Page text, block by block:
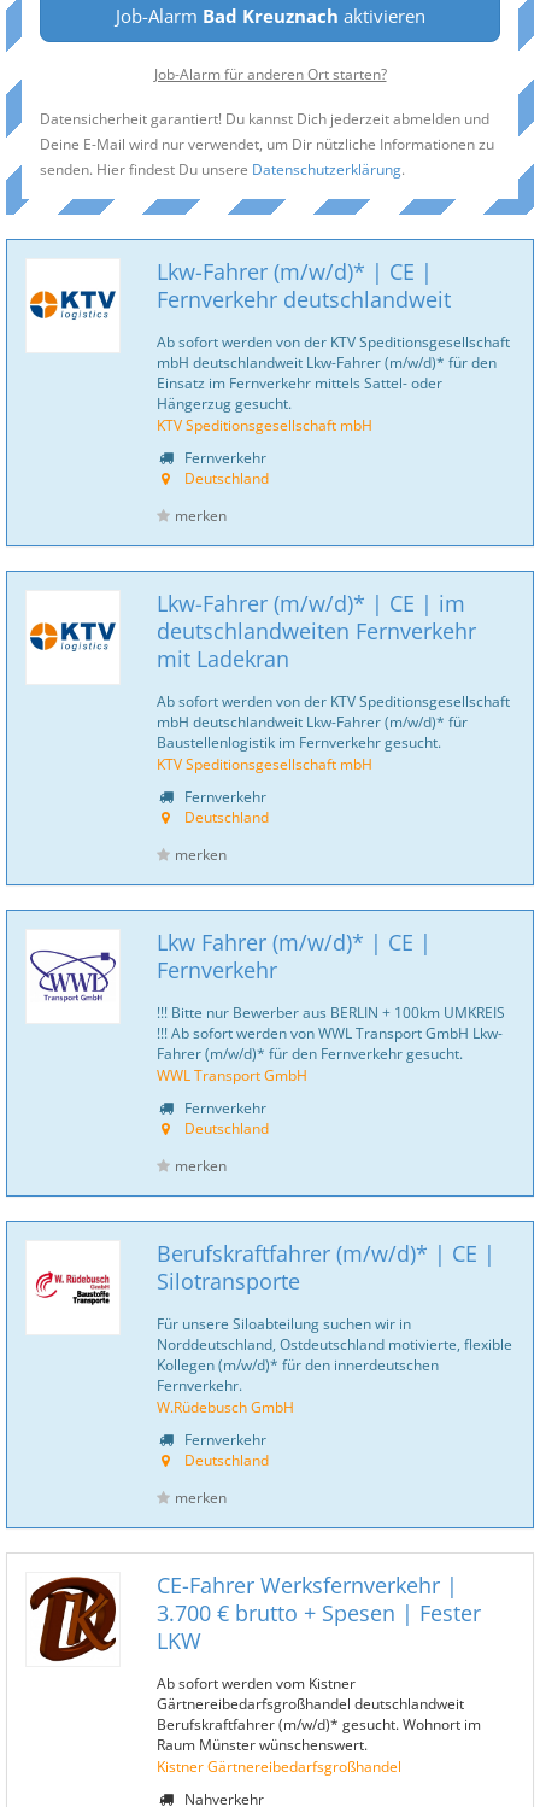
Job-Alarm Bad Kreuznach aktivieren
Job-Alarm für anderen Ort starten?
Datensicherheit garantiert! Du kannst Dich jederzeit abmelden und
Deine E-Mail wird nur verwendet, um Dir nützliche Informationen zu
senden. Hier findest Du unsere Datenschutzerklärung.
Lkw-Fahrer (m/w/d)* | CE |
Fernverkehr deutschlandweit
Ab sofort werden von der KTV Speditionsgesellschaft
mbH deutschlandweit Lkw-Fahrer (m/w/d)* für den
Einsatz im Fernverkehr mittels Sattel- oder
Hängerzug gesucht.
KTV Speditionsgesellschaft mbH
Fernverkehr
Deutschland
merken
Lkw-Fahrer (m/w/d)* | CE | im
deutschlandweiten Fernverkehr
mit Ladekran
Ab sofort werden von der KTV Speditionsgesellschaft
mbH deutschlandweit Lkw-Fahrer (m/w/d)* für
Baustellenlogistik im Fernverkehr gesucht.
KTV Speditionsgesellschaft mbH
Fernverkehr
Deutschland
merken
Lkw Fahrer (m/w/d)* | CE |
Fernverkehr
!!! Bitte nur Bewerber aus BERLIN + 100km UMKREIS
!!! Ab sofort werden von WWL Transport GmbH Lkw-
Fahrer (m/w/d)* für den Fernverkehr gesucht.
WWL Transport GmbH
Fernverkehr
Deutschland
merken
Berufskraftfahrer (m/w/d)* | CE |
Silotransporte
Für unsere Siloabteilung suchen wir in
Norddeutschland, Ostdeutschland motivierte, flexible
Kollegen (m/w/d)* für den innerdeutschen
Fernverkehr.
W.Rüdebusch GmbH
Fernverkehr
Deutschland
merken
CE-Fahrer Werksfernverkehr |
3.700 € brutto + Spesen | Fester
LKW
Ab sofort werden vom Kistner
Gärtnereibedarfsgroßhandel deutschlandweit
Berufskraftfahrer (m/w/d)* gesucht. Wohnort im
Raum Münster wünschenswert.
Kistner Gärtnereibedarfsgroßhandel
Nahverkehr